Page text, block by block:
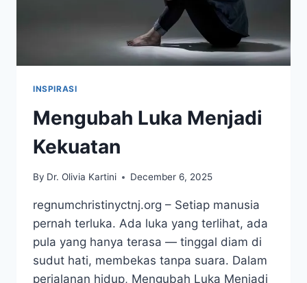
INSPIRASI
Mengubah Luka Menjadi
Kekuatan
By Dr. Olivia Kartini December 6, 2025
regnumchristinyctnj.org – Setiap manusia
pernah terluka. Ada luka yang terlihat, ada
pula yang hanya terasa — tinggal diam di
sudut hati, membekas tanpa suara. Dalam
perjalanan hidup, Mengubah Luka Menjadi